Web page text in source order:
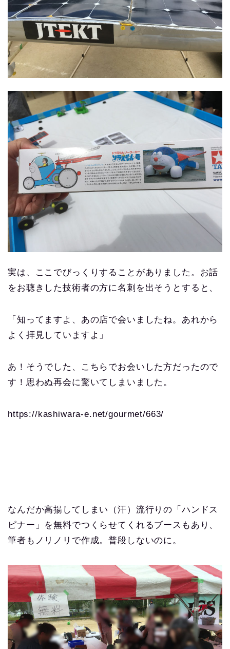
実は、ここでびっくりすることがありました。お話
をお聴きした技術者の方に名刺を出そうとすると、
「知ってますよ、あの店で会いましたね。あれから
よく拝見していますよ」
あ！そうでした、こちらでお会いした方だったので
す！思わぬ再会に驚いてしまいました。
https://kashiwara-e.net/gourmet/663/
なんだか高揚してしまい（汗）流行りの「ハンドス
ピナー」を無料でつくらせてくれるブースもあり、
筆者もノリノリで作成。普段しないのに。